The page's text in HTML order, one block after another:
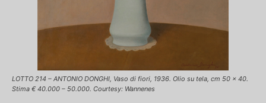
LOTTO 214 – ANTONIO DONGHI, Vaso di fiori, 1936. Olio su tela, cm 50 x 40.
Stima € 40.000 – 50.000. Courtesy: Wannenes